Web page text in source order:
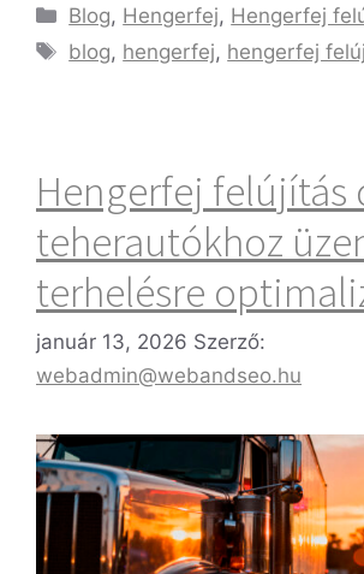
Blog, Hengerfej, Hengerfej
blog, hengerfej, hengerfej
Hengerfej felújítás
teherautókhoz
terhelésre
január 13, 2026 Szerző:
webadmin@webandseo.hu